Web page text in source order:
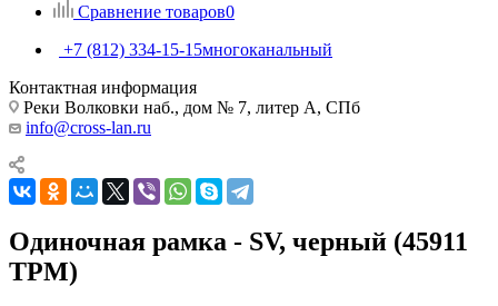
Сравнение товаров0
+7 (812) 334-15-15многоканальный
Контактная информация
Реки Волковки наб., дом № 7, литер А, СПб
info@cross-lan.ru
Одиночная рамка - SV, черный (45911
TPM)